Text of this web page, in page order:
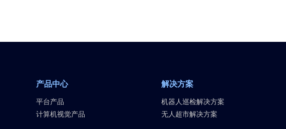
产品中心
平台产品
计算机视觉产品
解决方案
机器人巡检解决方案
无人超市解决方案